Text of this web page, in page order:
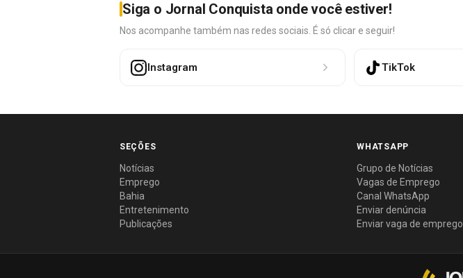
Siga o Jornal Conquista onde você estiver!
Nos acompanhe também nas redes sociais. É só clicar e seguir!
Instagram TikTok
SEÇÕES
Notícias
Emprego
Bahia
Entretenimento
Publicações
WHATSAPP
Grupo de Notícias
Vagas de Emprego
Canal WhatsApp
Enviar denúncia
Enviar vaga de emprego